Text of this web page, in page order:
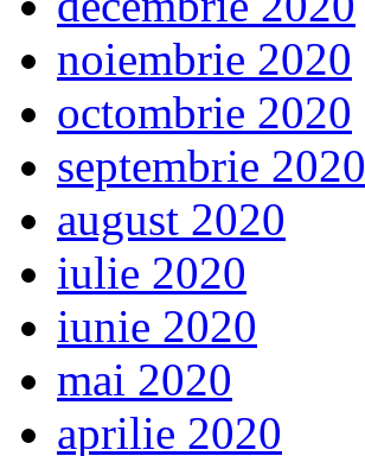
noiembrie 2020
octombrie 2020
septembrie 2020
august 2020
iulie 2020
iunie 2020
mai 2020
aprilie 2020